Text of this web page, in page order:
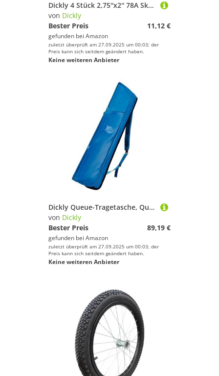
Dickly 4 Stück 2,75''x2'' 78A Skateboard Ersatzräder, Weich mit Viel Grip, Hart Genug für Rauen Boden, Cyan
von Dickly
Bester Preis
11,12 €
gefunden bei Amazon
zuletzt überprüft am 27.09.2025 um 00:03; der
Preis kann sich seitdem geändert haben.
Keine weiteren Anbieter
Dickly Queue-Tragetasche, Queue-Tragetasche, tragbar, leicht, bequemer Griff, wasserdicht, Umhängetasche für Männer und Frauen, Geschenktransport, Blau
von Dickly
Bester Preis
89,19 €
gefunden bei Amazon
zuletzt überprüft am 27.09.2025 um 00:03; der
Preis kann sich seitdem geändert haben.
Keine weiteren Anbieter